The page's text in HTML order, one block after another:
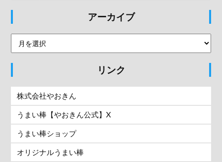
アーカイブ
リンク
株式会社やおきん
うまい棒【やおきん公式】X
うまい棒ショップ
オリジナルうまい棒